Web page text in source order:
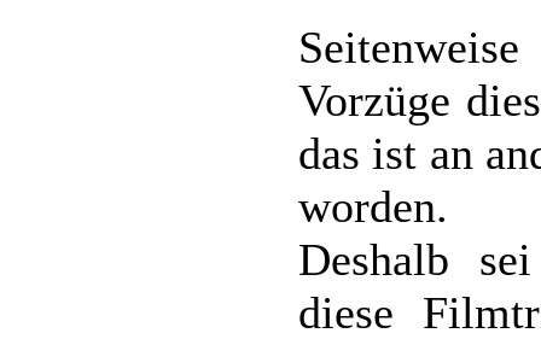
Vorzüge
das ist an
worden.
Deshalb
diese